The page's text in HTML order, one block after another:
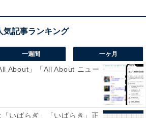
一週間 一ヶ月
About」「All About ニュー
いばらぎ」「いばらき」正